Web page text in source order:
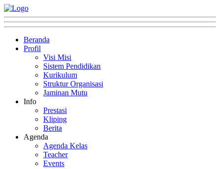
Beranda
Profil
Visi Misi
Sistem Pendidikan
Kurikulum
Struktur Organisasi
Jaminan Mutu
Info
Prestasi
Kliping
Berita
Agenda
Agenda Kelas
Teacher
Events